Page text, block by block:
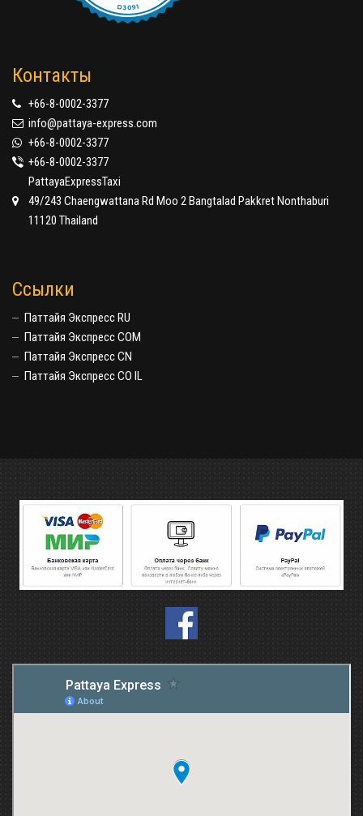
Контакты
+66-8-0002-3377
info@pattaya-express.com
+66-8-0002-3377
+66-8-0002-3377
PattayaExpressTaxi
49/243 Chaengwattana Rd Moo 2 Bangtalad Pakkret Nonthaburi
11120 Thailand
Ссылки
Паттайя Экспресс RU
Паттайя Экспресс COM
Паттайя Экспресс CN
Паттайя Экспресс CO IL